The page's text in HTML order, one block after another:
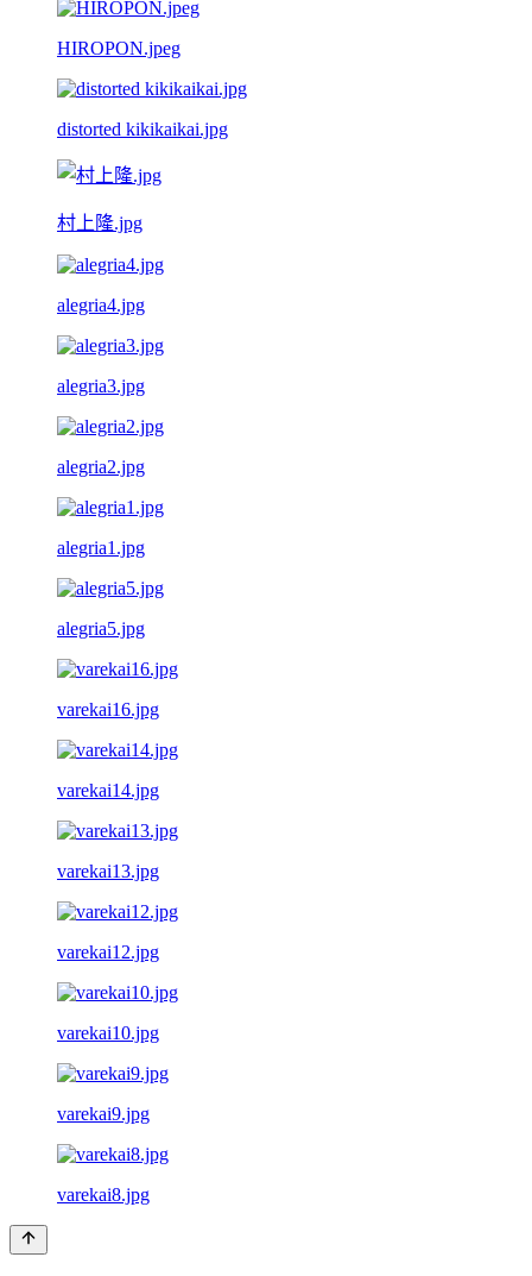
HIROPON.jpeg
distorted kikikaikai.jpg
村上隆.jpg
alegria4.jpg
alegria3.jpg
alegria2.jpg
alegria1.jpg
alegria5.jpg
varekai16.jpg
varekai14.jpg
varekai13.jpg
varekai12.jpg
varekai10.jpg
varekai9.jpg
varekai8.jpg